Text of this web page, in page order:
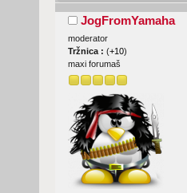
JogFromYamaha
moderator
Tržnica : (+10)
maxi forumaš